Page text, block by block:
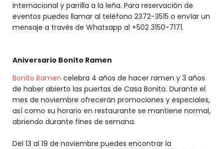
internacional y parrilla a la leña. Para reservación de
eventos puedes llamar al teléfono 2372-3515 o envíar un
mensaje a través de Whatsapp al +502 3150-7171.
Aniversario Bonito Ramen
Bonito Ramen celebra 4 años de hacer ramen y 3 años
de haber abierto las puertas de Casa Bonito. Durante el
mes de noviembre ofrecerán promociones y especiales,
así como su horario en restaurante se mantiene normal,
abriendo durante fines de semana.
Del 13 al 19 de noviembre puedes encontrar la